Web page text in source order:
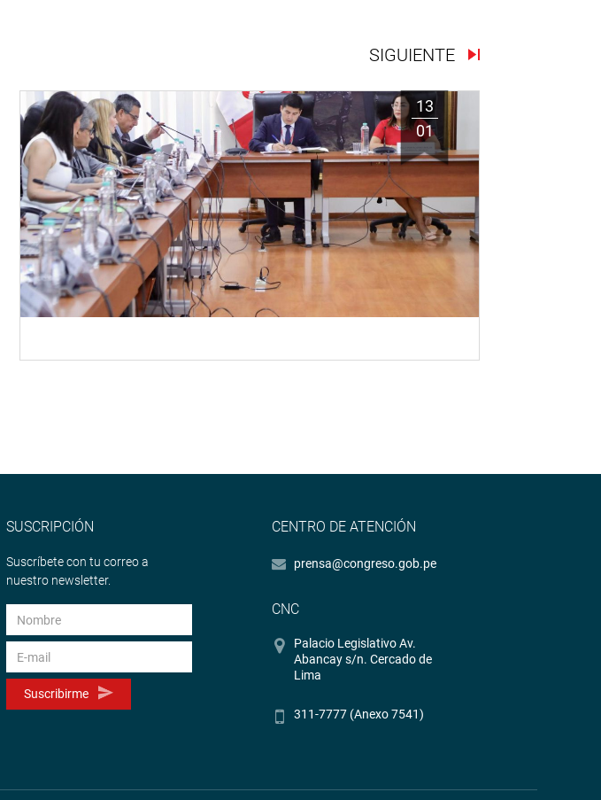
SIGUIENTE
13
01
SUSCRIPCIÓN
Suscríbete con tu correo a
nuestro newsletter.
Suscribirme
CENTRO DE ATENCIÓN
prensa@congreso.gob.pe
CNC
Palacio Legislativo Av.
Abancay s/n. Cercado de
Lima
311-7777 (Anexo 7541)